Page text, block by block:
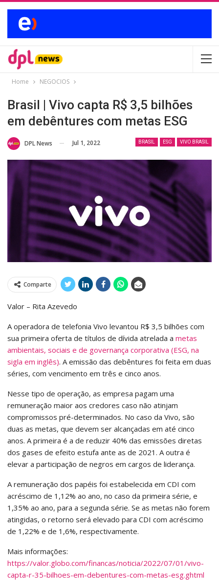
Home NEGOCIOS
Brasil | Vivo capta R$ 3,5 bilhões
em debêntures com metas ESG
BRASIL ESG VIVO BRASIL
DPL News Jul 1, 2022
Comparte
Valor – Rita Azevedo
A operadora de telefonia Vivo levantou R$ 3,5 bilhões com
sua primeira oferta de títulos de dívida atrelada a metas
ambientais, sociais e de governança corporativa (ESG, na
sigla em inglês). A emissão das debêntures foi feita em duas
séries, com vencimento em três e cinco anos.
Nesse tipo de operação, as empresa pagam uma
remuneração maior aos credores caso não atinjam
compromissos pré-determinados. No caso da Vivo, são
duas as metas, que devem ser alcançadas em até cinco
anos. A primeira é a de reduzir 40% das emissões diretas
dos gases de efeito estufa ante as de 2021. A outra é
elevar a participação de negros em cargos de liderança.
A remuneração dos papéis foi estabelecida em CDI com
acréscimo de 1,12% ao ano, no caso da primeira série, e
1,35% ao ano, para a segunda série. Se as metas não forem
atingidas, o retorno será elevado para CDI com acréscimo
de 1,22% e de 1,6%, respectivamente.
Mais informações:
https://valor.globo.com/financas/noticia/2022/07/01/vivo-
capta-r-35-bilhoes-em-debentures-com-metas-esg.ghtml